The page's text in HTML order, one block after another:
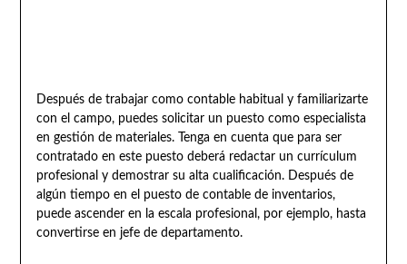
Después de trabajar como contable habitual y familiarizarte
con el campo, puedes solicitar un puesto como especialista
en gestión de materiales. Tenga en cuenta que para ser
contratado en este puesto deberá redactar un currículum
profesional y demostrar su alta cualificación. Después de
algún tiempo en el puesto de contable de inventarios,
puede ascender en la escala profesional, por ejemplo, hasta
convertirse en jefe de departamento.